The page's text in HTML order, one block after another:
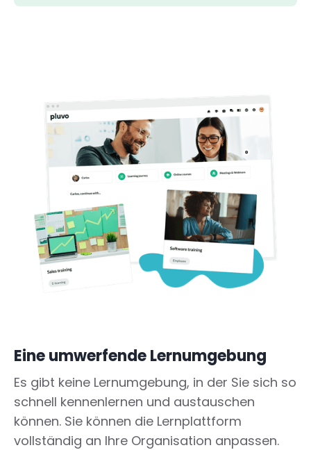
Eine umwerfende Lernumgebung
Es gibt keine Lernumgebung, in der Sie sich so
schnell kennenlernen und austauschen
können. Sie können die Lernplattform
vollständig an Ihre Organisation anpassen.